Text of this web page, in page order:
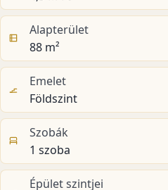
Alapterület
88 m²
Emelet
Földszint
Szobák
1 szoba
Épület szintjei